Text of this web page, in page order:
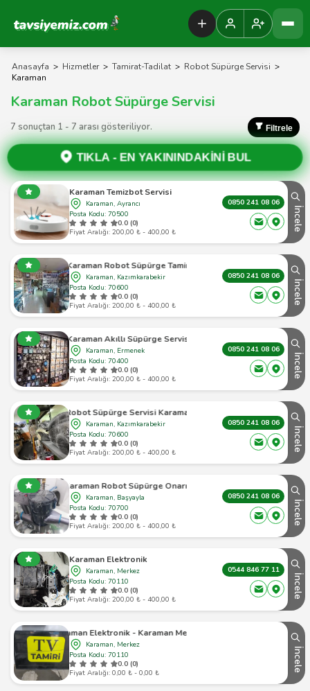
Tavsiyemiz Anasayfa
Anasayfa > Hizmetler > Tamirat-Tadilat > Robot Süpürge Servisi >
Karaman
Karaman Robot Süpürge Servisi
7 sonuçtan 1 - 7 arası gösteriliyor. Filtrele
TIKLA -EN YAKININDAKİNİ BUL
Karaman Temizbot Servisi
Karaman, Ayrancı
Posta Kodu: 70500
0.0 (0)
Fiyat Aralığı: 200,00 ₺ - 400,00 ₺
0850 241 08 06
İncele
Karaman Robot Süpürge Tamiri
Karaman, Kazımkarabekir
Posta Kodu: 70600
0.0 (0)
Fiyat Aralığı: 200,00 ₺ - 400,00 ₺
0850 241 08 06
İncele
Karaman Akıllı Süpürge Servisi
Karaman, Ermenek
Posta Kodu: 70400
0.0 (0)
Fiyat Aralığı: 200,00 ₺ - 400,00 ₺
0850 241 08 06
İncele
Robot Süpürge Servisi Karaman
Karaman, Kazımkarabekir
Posta Kodu: 70600
0.0 (0)
Fiyat Aralığı: 200,00 ₺ - 400,00 ₺
0850 241 08 06
İncele
Karaman Robot Süpürge Onarımı
Karaman, Başyayla
Posta Kodu: 70700
0.0 (0)
Fiyat Aralığı: 200,00 ₺ - 400,00 ₺
0850 241 08 06
İncele
Karaman Elektronik
Karaman, Merkez
Posta Kodu: 70110
0.0 (0)
Fiyat Aralığı: 200,00 ₺ - 400,00 ₺
0544 846 77 11
İncele
Karaman Elektronik - Karaman Merkez - 1
Karaman, Merkez
Posta Kodu: 70110
0.0 (0)
Fiyat Aralığı: 0,00 ₺ - 0,00 ₺
İncele